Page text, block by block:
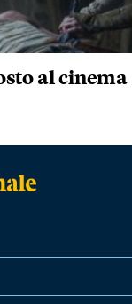
al cinema